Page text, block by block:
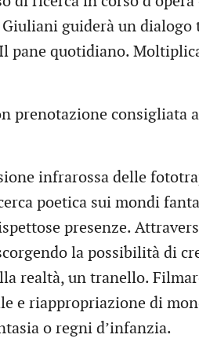
guiderà un dialogo
pane quotidiano.
prenotazione consigliata a
infrarossa delle
poetica sui mondi
presenze.
la possibilità di
realtà, un tranello.
e riappropriazione di
o regni d’infanzia.